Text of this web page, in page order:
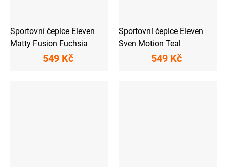
Sportovní čepice Eleven
Matty Fusion Fuchsia
549 Kč
Sportovní čepice Eleven
Sven Motion Teal
549 Kč